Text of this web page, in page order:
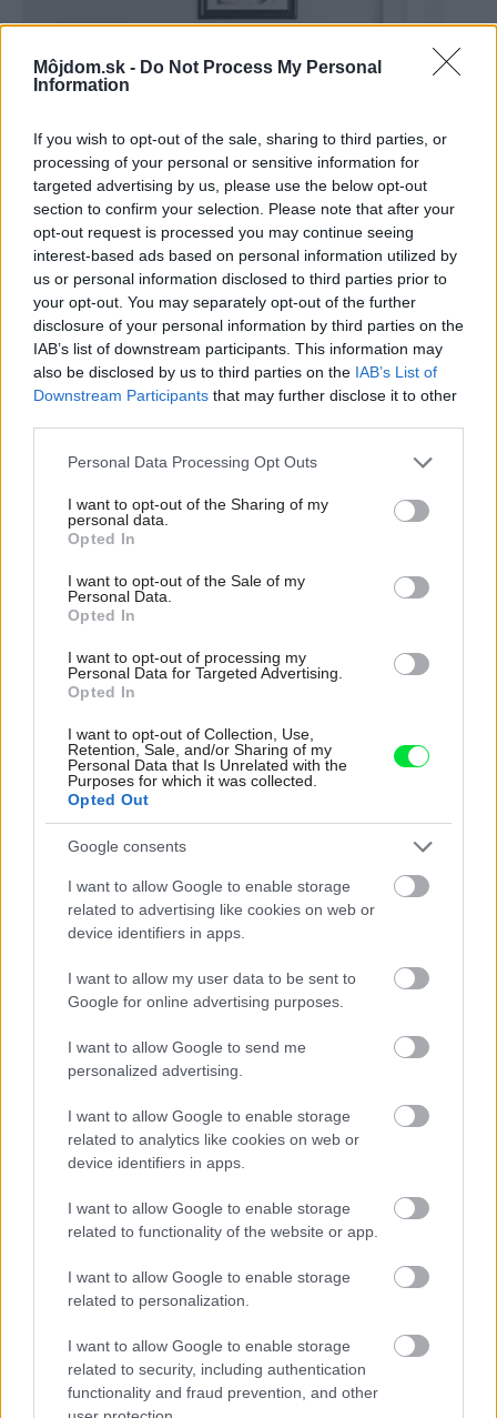
Môjdom.sk - Do Not Process My Personal
Information
If you wish to opt-out of the sale, sharing to third parties, or
processing of your personal or sensitive information for
targeted advertising by us, please use the below opt-out
section to confirm your selection. Please note that after your
opt-out request is processed you may continue seeing
interest-based ads based on personal information utilized by
us or personal information disclosed to third parties prior to
your opt-out. You may separately opt-out of the further
disclosure of your personal information by third parties on the
IAB’s list of downstream participants. This information may
also be disclosed by us to third parties on the IAB’s List of
Downstream Participants that may further disclose it to other
Please note that this website/app uses one or more Google
not limited to your visit or usage behaviour. You may click to
grant or deny consent to Google and its third-party tags to
use your data for below specified purposes in below Google
consent section.
Personal Data Processing Opt Outs
I want to opt-out of the Sharing of my
personal data.
Opted In
I want to opt-out of the Sale of my
Personal Data.
Opted In
I want to opt-out of processing my
Personal Data for Targeted Advertising.
Opted In
I want to opt-out of Collection, Use,
Retention, Sale, and/or Sharing of my
Personal Data that Is Unrelated with the
Purposes for which it was collected.
Opted Out
Google consents
I want to allow Google to enable storage
related to advertising like cookies on web or
device identifiers in apps.
I want to allow my user data to be sent to
Google for online advertising purposes.
I want to allow Google to send me
personalized advertising.
I want to allow Google to enable storage
related to analytics like cookies on web or
device identifiers in apps.
I want to allow Google to enable storage
related to functionality of the website or app.
I want to allow Google to enable storage
related to personalization.
I want to allow Google to enable storage
related to security, including authentication
functionality and fraud prevention, and other
Ako zmeniť či vylepšiť starú podlahu za víkend
Farby na ochranu dreva Remmers – jasná
Vylepšená receptúra Primalex Ceramic
9 jednoduchých nápadov, ako vniesť do
interiéru farby